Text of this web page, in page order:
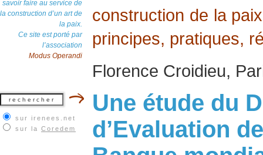
savoir faire au service de
la construction d’un art de
la paix.
Ce site est porté par
l’association
Modus Operandi
sur irenees.net
sur la Coredem
construction de la
principes, pratiques,
Florence Croidieu,
Une étude du
d’Evaluation